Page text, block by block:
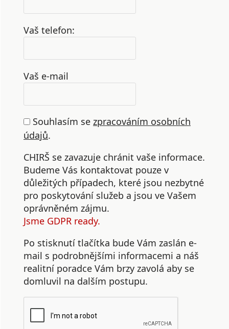
Vaš telefon:
Vaš e-mail
Souhlasím se zpracováním osobních
údajů.
CHIRŠ se zavazuje chránit vaše informace.
Budeme Vás kontaktovat pouze v
důležitých případech, které jsou nezbytné
pro poskytování služeb a jsou ve Vašem
oprávněném zájmu.
Jsme GDPR ready.
Po stisknutí tlačítka bude Vám zaslán e-
mail s podrobnějšími informacemi a náš
realitní poradce Vám brzy zavolá aby se
domluvil na dalším postupu.